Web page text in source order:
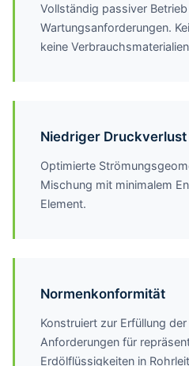
Vollständig passiver
Wartungsanforderungen.
keine
Niedriger Druckverlust
Optimierte
Mischung mit minimalem
Element.
Normenkonformität
Konstruiert zur Erfüllung der
Anforderungen für
Erdölflüssigkeiten in